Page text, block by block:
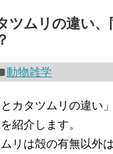
ツムリの違い
動物雑学
カタツムリの違い
紹介します。
リは殻の有無以外
ダー